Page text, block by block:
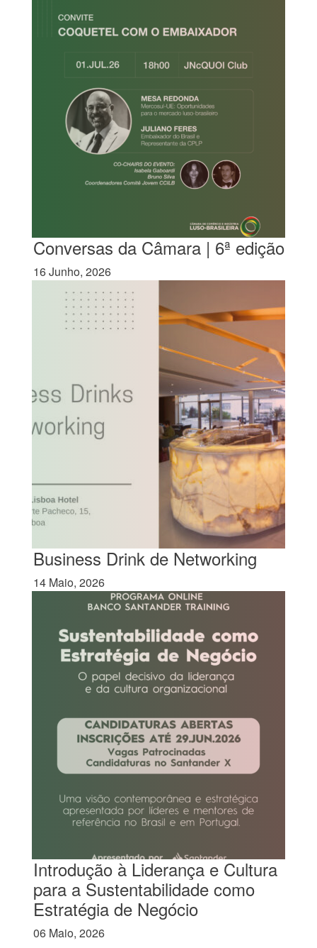
Conversas da Câmara | 6ª edição
16 Junho, 2026
Business Drink de Networking
14 Maio, 2026
Introdução à Liderança e Cultura
para a Sustentabilidade como
Estratégia de Negócio
06 Maio, 2026